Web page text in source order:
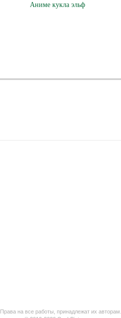
Аниме кукла эльф
Права на все работы, принадлежат их авторам.